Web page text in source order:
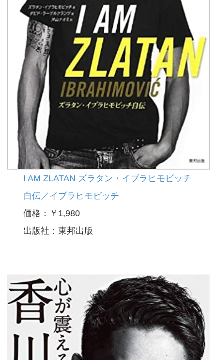
I AM ZLATAN ズラタン・イブラヒモビッチ
自伝／イブラヒモビッチ
価格：￥1,980
出版社：東邦出版